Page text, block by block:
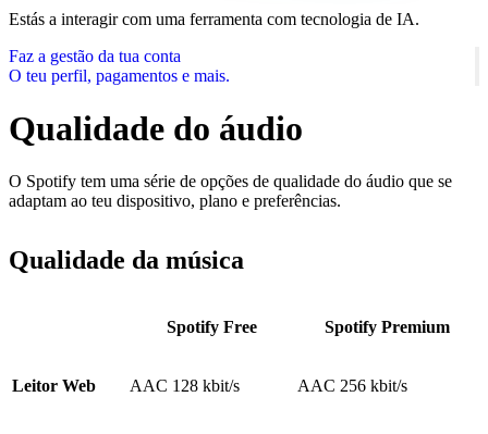
Estás a interagir com uma ferramenta com tecnologia de IA.
Faz a gestão da tua conta
O teu perfil, pagamentos e mais.
Qualidade do áudio
O Spotify tem uma série de opções de qualidade do áudio que se
adaptam ao teu dispositivo, plano e preferências.
Qualidade da música
Spotify Free Spotify Premium
Leitor Web AAC 128 kbit/s AAC 256 kbit/s